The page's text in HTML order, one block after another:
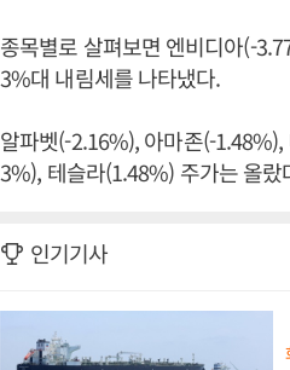
종목별로 살펴보면 엔비디아(-
3%대 내림세를 나타냈다.
알파벳(-2.16%), 아마존(-
3%), 테슬라(1.48%) 주가는 올랐
인기기사